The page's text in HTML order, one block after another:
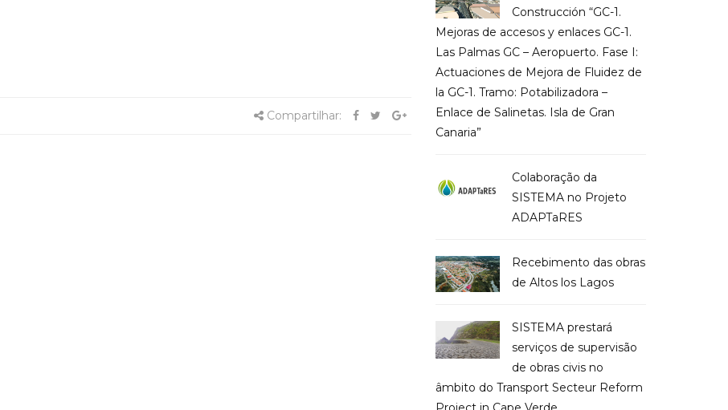
Compartilhar:
Construcción “GC-1.
Mejoras de accesos y enlaces GC-1.
Las Palmas GC – Aeropuerto. Fase I:
Actuaciones de Mejora de Fluidez de
la GC-1. Tramo: Potabilizadora –
Enlace de Salinetas. Isla de Gran
Canaria”
Colaboração da
SISTEMA no Projeto
ADAPTaRES
Recebimento das obras
de Altos los Lagos
SISTEMA prestará
serviços de supervisão
de obras civis no
âmbito do Transport Secteur Reform